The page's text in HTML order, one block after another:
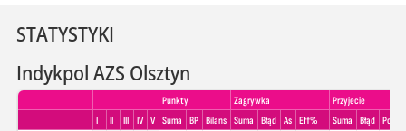
STATYSTYKI
Indykpol AZS Olsztyn
Punkty Zagrywka
Przyjecie
I
II III IV V Suma BP Bilans Suma Błąd As Eff% Suma Błąd Poz%